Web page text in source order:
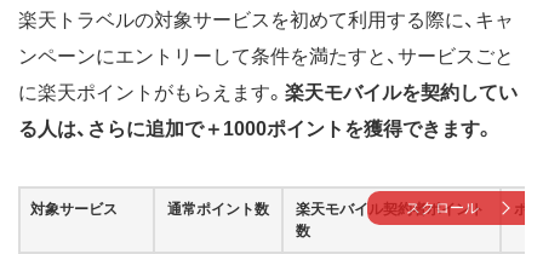
楽天トラベルの対象サービスを初めて利用する際に、キャ
ンペーンにエントリーして条件を満たすと、サービスごと
に楽天ポイントがもらえます。 楽天モバイルを契約してい
る人は、さらに追加で＋1000ポイントを獲得できます。
対象サービス 通常ポイント数
楽天モバイル契約者ポイント
数
ポ
スクロール